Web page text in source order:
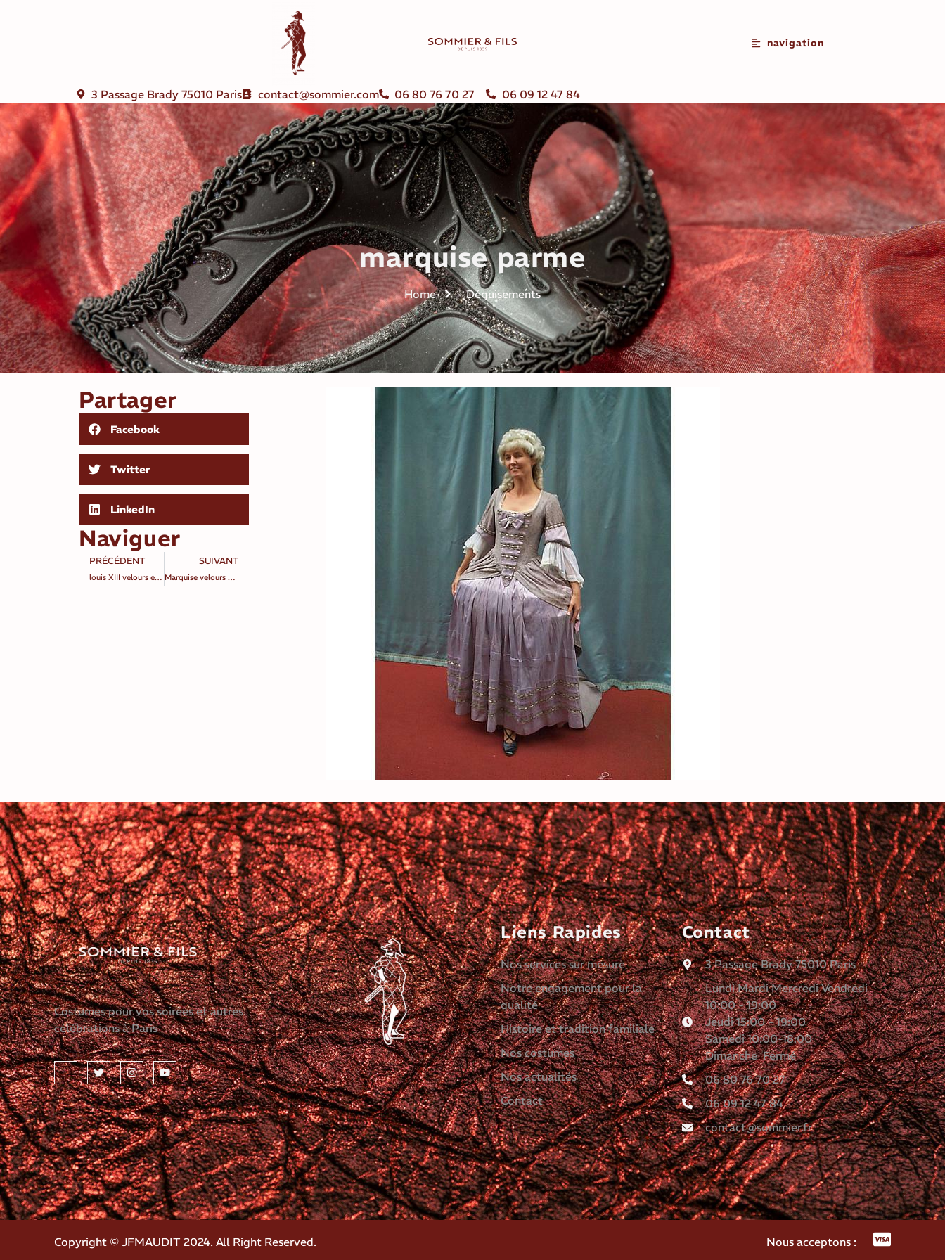
navigation
3 Passage Brady 75010 Paris contact@sommier.com 06 80 76 70 27 06 09 12 47 84
marquise parme
Home Déguisements
Partager
Facebook
Twitter
LinkedIn
Naviguer
PRÉCÉDENT
louis XIII velours et satin vert
SUIVANT
Marquise velours verte et rose pâle
Costumes pour vos soirées et autres
célébrations à Paris
Liens Rapides
Nos services sur mesure
Notre engagement pour la
qualité
Histoire et tradition familiale
Nos costumes
Nos actualités
Contact
Contact
3 Passage Brady 75010 Paris
Lundi Mardi Mercredi Vendredi
10:00 - 19:00
Jeudi 15:00 - 19:00
Samedi 10:00-18:00
Dimanche Fermé
06 80 76 70 27
06 09 12 47 84
contact@sommier.fr
Copyright © JFMAUDIT 2024. All Right Reserved. Nous acceptons :